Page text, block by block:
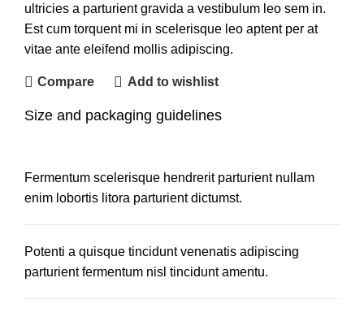
ultricies a parturient gravida a vestibulum leo sem in.
Est cum torquent mi in scelerisque leo aptent per at
vitae ante eleifend mollis adipiscing.
Compare Add to wishlist
Size and packaging guidelines
Fermentum scelerisque hendrerit parturient nullam
enim lobortis litora parturient dictumst.
Potenti a quisque tincidunt venenatis adipiscing
parturient fermentum nisl tinciduntamentu.